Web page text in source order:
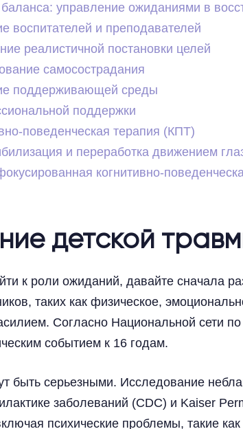
управление ожиданиями в
воспитателей и преподавателей
реалистичной постановки целей
самосострадания
поддерживающей среды
поддержки
поведенческая терапия (КПТ)
и переработка движением
когнитивно-
детской
к роли ожиданий, давайте сначала
таких как физическое,
Согласно Национальной сети
событием к 16 годам.
быть серьезными. Исследование
заболеваний (CDC) и Kaiser
психические проблемы, такие